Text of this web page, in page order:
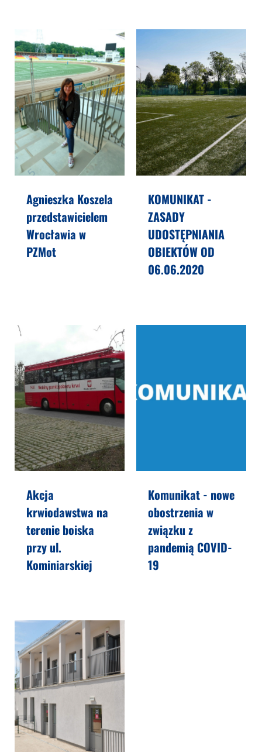
Agnieszka Koszela
przedstawicielem
Wrocławia w
PZMot
KOMUNIKAT -
ZASADY
UDOSTĘPNIANIA
OBIEKTÓW OD
06.06.2020
Akcja
krwiodawstwa na
terenie boiska
przy ul.
Kominiarskiej
Komunikat - nowe
obostrzenia w
związku z
pandemią COVID-
19